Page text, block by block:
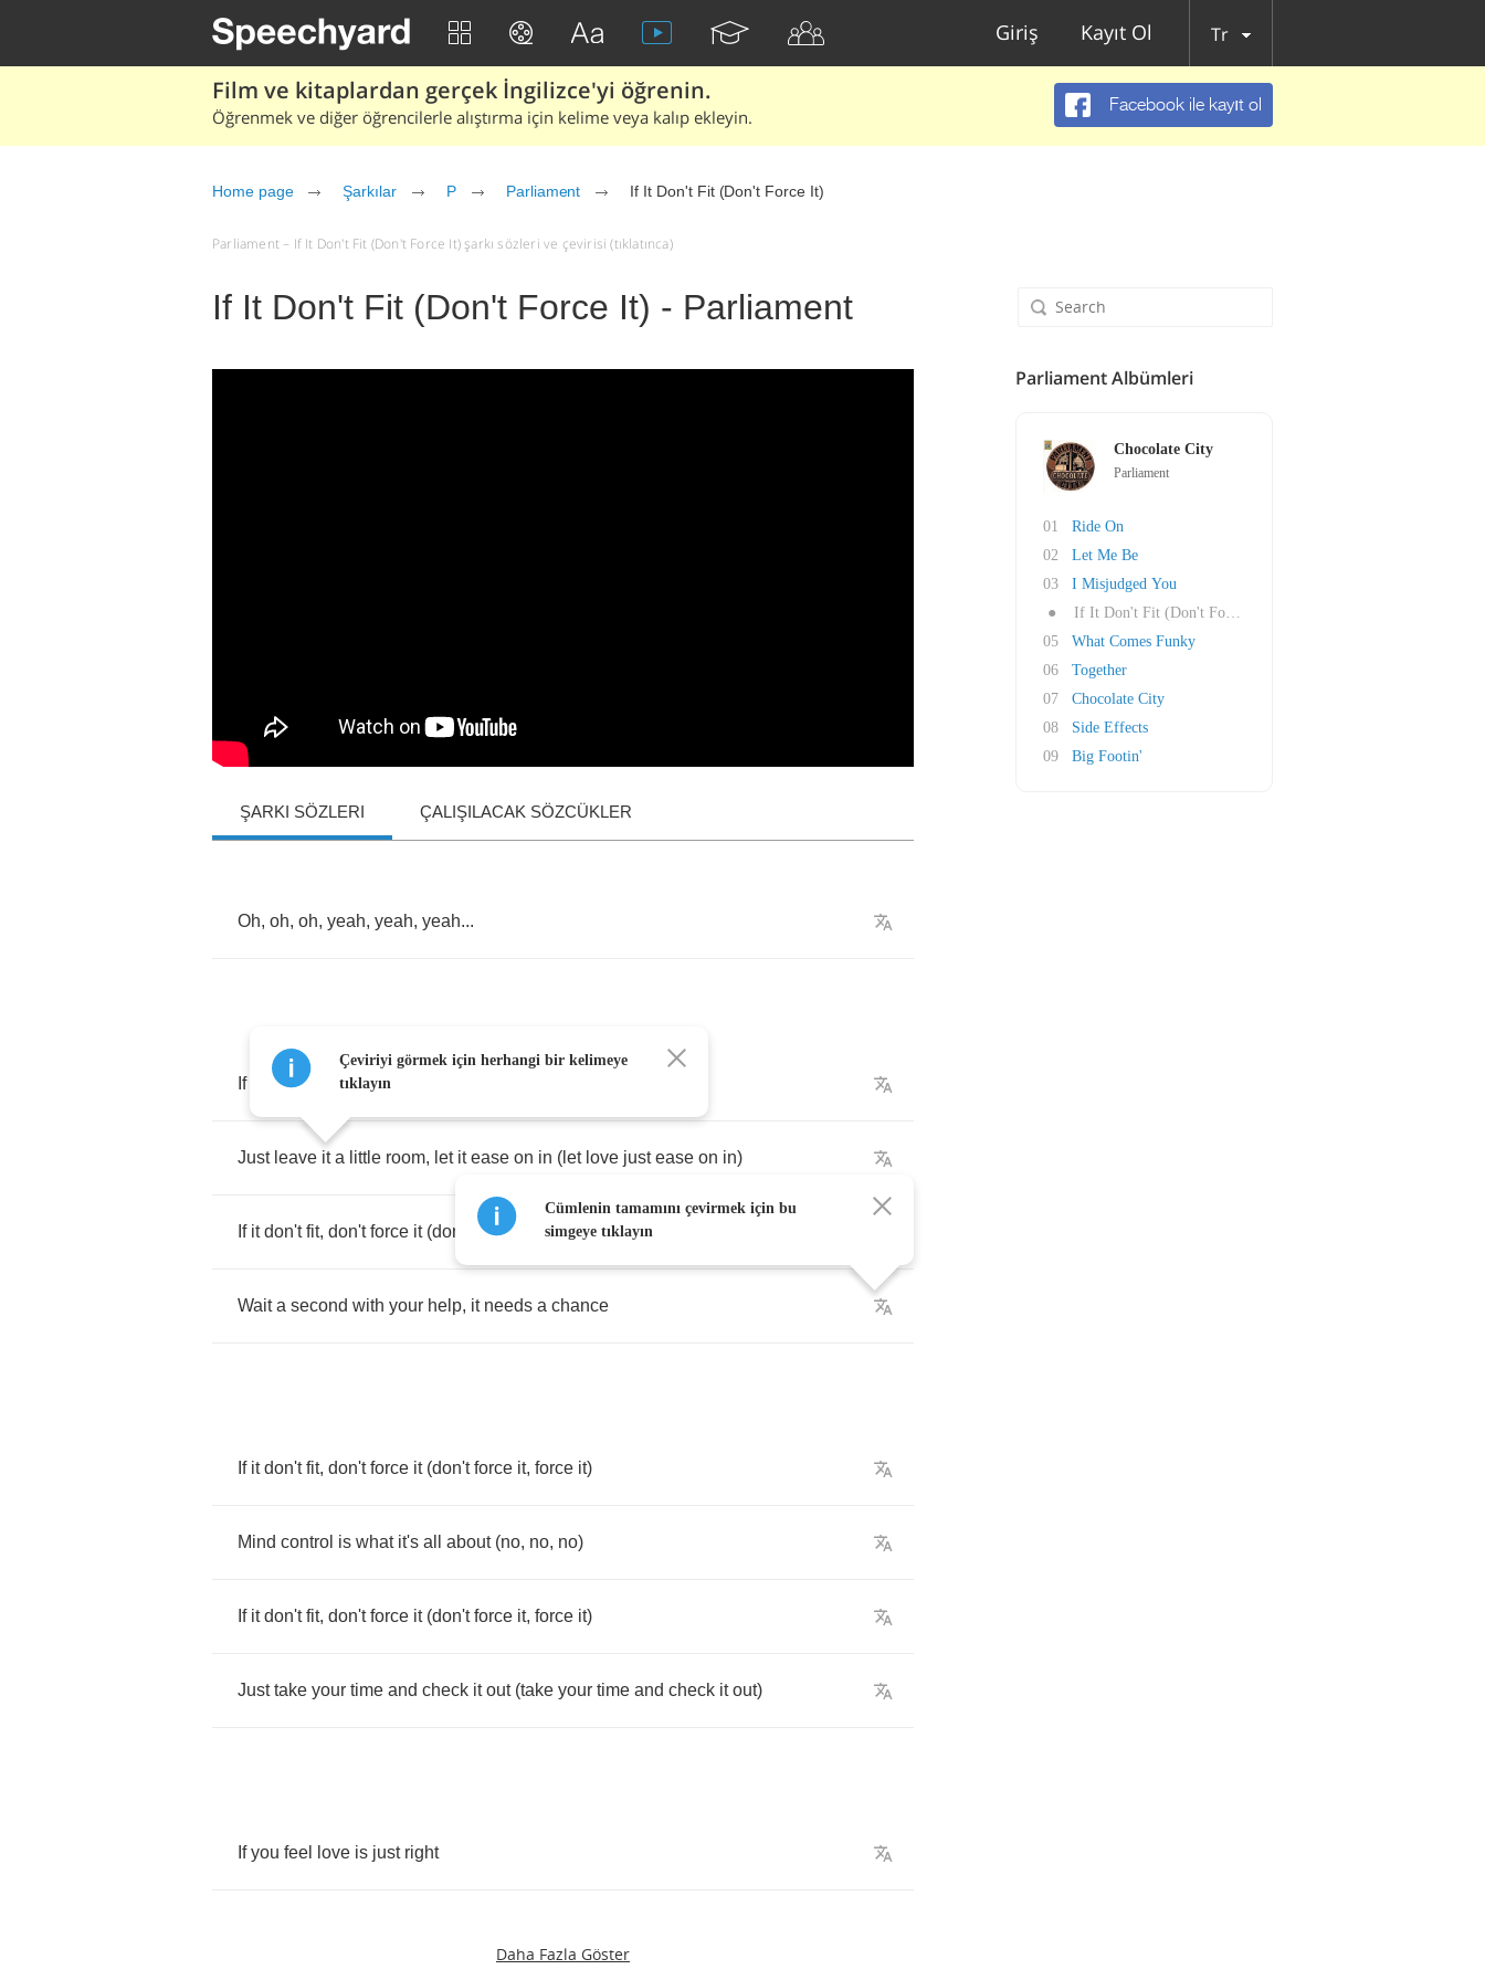
Giriş Kayıt Ol Tr
Film ve kitaplardan gerçek İngilizce'yi öğrenin.
Öğrenmek ve diğer öğrencilerle alıştırma için kelime veya kalıp ekleyin.
Facebook ile kayıt ol
Home page Şarkılar P Parliament If It Don't Fit (Don't Force It)
Parliament – If It Don't Fit (Don't Force It) şarkı sözleri ve çevirisi (tıklatınca)
If It Don't Fit (Don't Force It) - Parliament
ŞARKI SÖZLERI ÇALIŞILACAK SÖZCÜKLER
Oh, oh, oh, yeah, yeah, yeah...
If don't fit don't force
Just leave it a little room, let it ease on in ( let love just ease on in)
If it don't fit, don't force it(don't force force it)
Wait a second with your help, it needs a chance
If it don't fit, don't force it(don't force it, force it)
Mind control is what it's all about(no, no, no)
If it don't fit, don't force it(don't force it, force it)
Just take your time and check it out(take your time and check it out)
If you feel love is just right
Daha Fazla Göster
Çeviriyi görmek için herhangi bir kelimeye
tıklayın
Cümlenin tamamını çevirmek için bu
simgeye tıklayın
Parliament Albümleri
Chocolate City
Parliament
01
Ride On
02
Let Me Be
03
I Misjudged You
●
If It Don't Fit (Don't Force It)
05
What Comes Funky
06
Together
07
Chocolate City
08
Side Effects
09
Big Footin'